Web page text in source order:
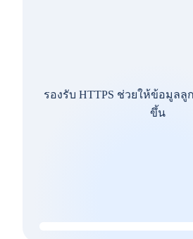
รองรับ HTTPS ช่วยให้ข้อมูล
ขึ้น